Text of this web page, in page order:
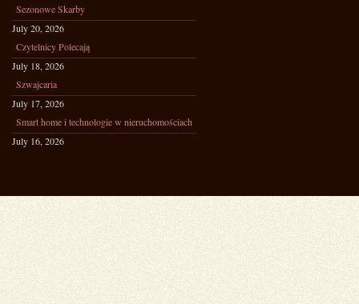
Sezonowe Skarby
July 20, 2026
Czytelnicy Polecają
July 18, 2026
Szwajcaria
July 17, 2026
Smart home i technologie w nieruchomościach
July 16, 2026